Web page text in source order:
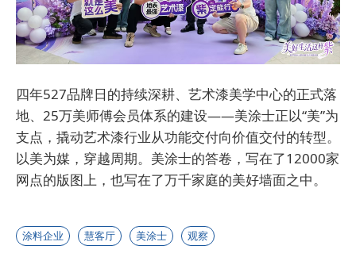
四年527品牌日的持续深耕、艺术漆美学中心的正式落
地、25万美师傅会员体系的建设——美涂士正以“美”为
支点，撬动艺术漆行业从功能交付向价值交付的转型。
以美为媒，穿越周期。美涂士的答卷，写在了12000家
网点的版图上，也写在了万千家庭的美好墙面之中。
涂料企业 慧客厅 美涂士 观察